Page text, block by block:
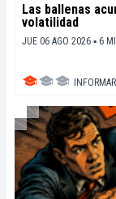
Las ballenas
volatilidad
JUE 06 AGO 2026 ▪ 6